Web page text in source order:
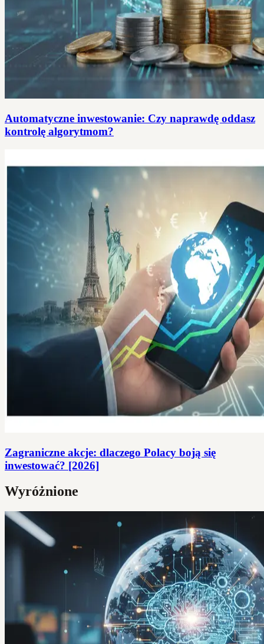
Automatyczne inwestowanie: Czy naprawdę oddasz
kontrolę algorytmom?
Zagraniczne akcje: dlaczego Polacy boją się
inwestować? [2026]
Wyróżnione